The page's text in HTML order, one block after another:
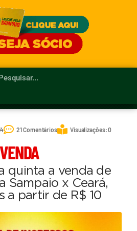
21 Comentários Visualizações: 0
quinta a venda de
Sampaio x Ceará,
a partir de R$ 10